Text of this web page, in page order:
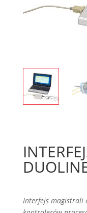
Interfejs magistrali